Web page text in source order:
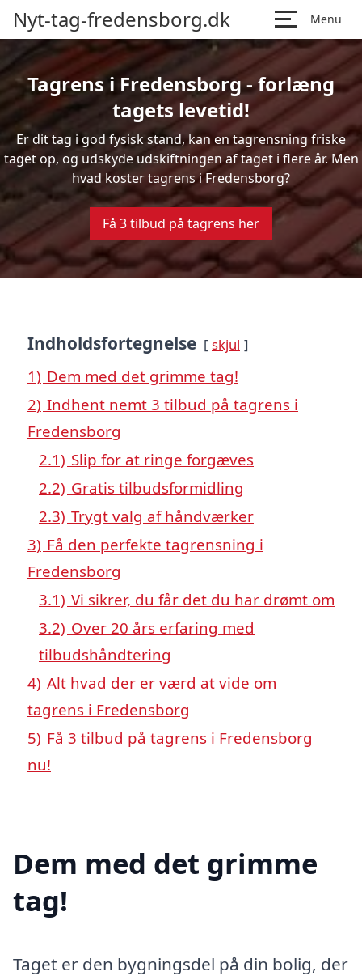
Nyt-tag-fredensborg.dk Menu
Tagrens i Fredensborg - forlæng
tagets levetid!
Er dit tag i god fysisk stand, kan en tagrensning friske
taget op, og udskyde udskiftningen af taget i flere år. Men
hvad koster tagrens i Fredensborg?
Få 3 tilbud på tagrens her
Indholdsfortegnelse skjul
1) Dem med det grimme tag!
2) Indhent nemt 3 tilbud på tagrens i
Fredensborg
2.1) Slip for at ringe forgæves
2.2) Gratis tilbudsformidling
2.3) Trygt valg af håndværker
3) Få den perfekte tagrensning i
Fredensborg
3.1) Vi sikrer, du får det du har drømt om
3.2) Over 20 års erfaring med
tilbudshåndtering
4) Alt hvad der er værd at vide om
tagrens i Fredensborg
5) Få 3 tilbud på tagrens i Fredensborg
nu!
Dem med det grimme
tag!
Taget er den bygningsdel på din bolig, der